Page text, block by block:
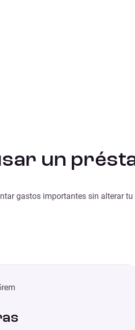
un
gastos importantes sin alterar